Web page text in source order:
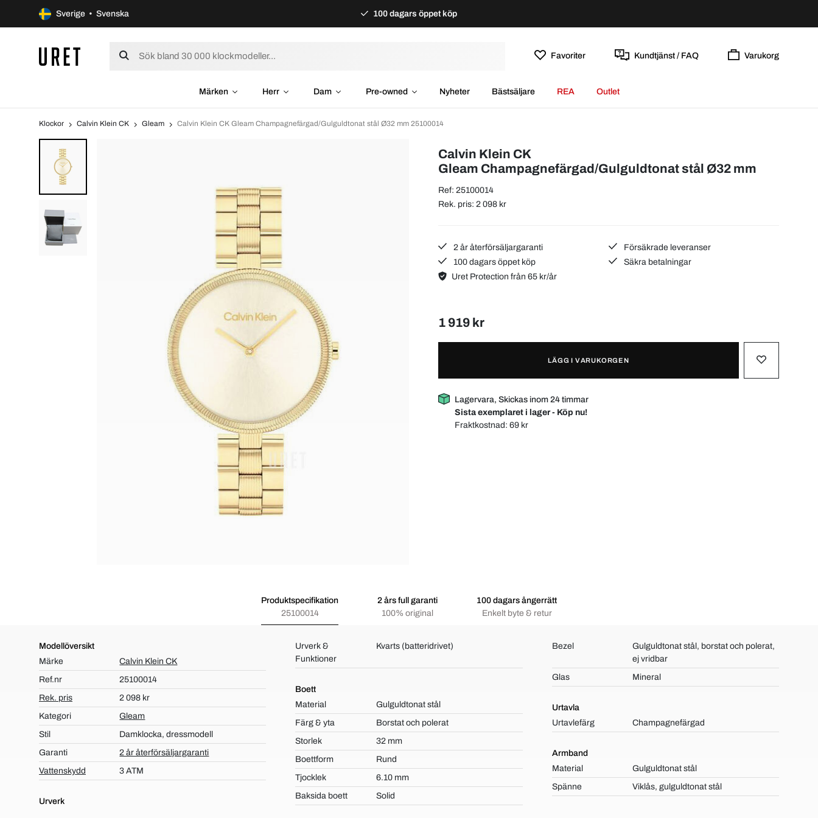
Sverige • Svenska 100 dagars öppet köp
Favoriter Kundtjänst / FAQ Varukorg
Märken Herr Dam Pre-owned Nyheter Bästsäljare REA Outlet
Klockor Calvin Klein CK Gleam Calvin Klein CK Gleam Champagnefärgad/Gulguldtonat stål Ø32 mm 25100014
Calvin Klein CK
Gleam Champagnefärgad/Gulguldtonat stål Ø32 mm
Ref: 25100014
Rek. pris: 2 098 kr
2 år återförsäljargaranti
Försäkrade leveranser
100 dagars öppet köp
Säkra betalningar
Uret Protection från 65 kr/år
1 919 kr
LÄGG I VARUKORGEN
Lagervara, Skickas inom 24 timmar
Sista exemplaret i lager - Köp nu!
Fraktkostnad:69 kr
Produktspecifikation
25100014
2 års full garanti
100% original
100 dagars ångerrätt
Enkelt byte & retur
Modellöversikt
Märke
Calvin Klein CK
Ref.nr
25100014
Rek. pris
2 098 kr
Kategori
Gleam
Stil
Damklocka, dressmodell
Garanti
2 år återförsäljargaranti
Vattenskydd
3 ATM
Urverk
Urverk &
Funktioner
Kvarts (batteridrivet)
Boett
Material
Gulguldtonat stål
Färg & yta
Borstat och polerat
Storlek
32 mm
Boettform
Rund
Tjocklek
6.10 mm
Baksida boett
Solid
Bezel
Gulguldtonat stål, borstat och polerat,
ej vridbar
Glas
Mineral
Urtavla
Urtavlefärg
Champagnefärgad
Armband
Material
Gulguldtonat stål
Spänne
Viklås, gulguldtonat stål